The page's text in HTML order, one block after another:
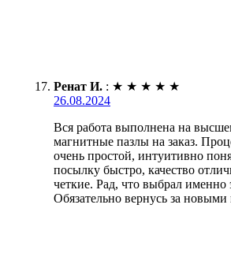
Ренат И. : ★ ★ ★ ★ ★
26.08.2024
Вся работа выполнена на
магнитные пазлы на заказ.
очень простой, интуитивно
посылку быстро, качество
четкие. Рад, что выбрал
Обязательно вернусь за